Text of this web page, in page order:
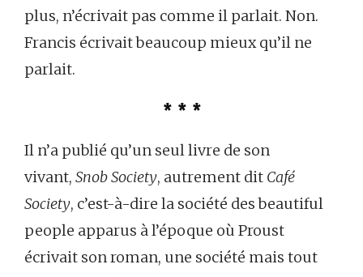
plus, n’écrivait pas comme il parlait. Non.
Francis écrivait beaucoup mieux qu’il ne
parlait.
* * *
Il n’a publié qu’un seul livre de son
vivant, Snob Society, autrement dit Café
Society, c’est-à-dire la société des beautiful
people apparus à l’époque où Proust
écrivait son roman, une société mais tout